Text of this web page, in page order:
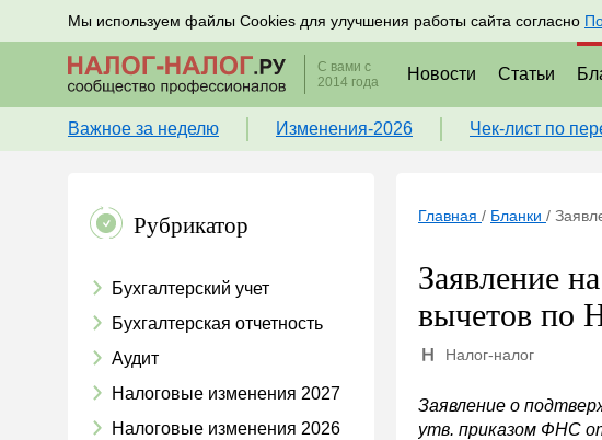
Мы используем файлы Cookies для улучшения работы сайта согласно
Подписывайтесь на новости по налогам, учету и кадрам
С вами с
2014 года
Новости Статьи
Важное за неделю Изменения-2026 Чек-лист по
Рубрикатор
Бухгалтерский учет
Бухгалтерская отчетность
Аудит
Налоговые изменения 2027
Налоговые изменения 2026
Главная / Бланки /
Заявление
вычетов по
Налог-налог
Заявление о
утв. приказом ФНС